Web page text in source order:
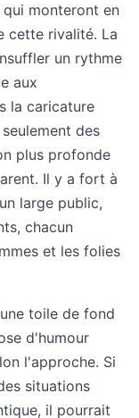
monteront en
cette rivalité. La
un rythme
aux
la caricature
des
plus profonde
Il y a fort à
large public,
chacun
et les folies
toile de fond
d'humour
l'approche. Si
situations
il pourrait